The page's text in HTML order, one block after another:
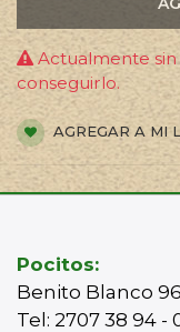
Actualmente sin
conseguirlo.
AGREGAR A MI
Pocitos:
Benito Blanco
Tel: 2707 38 94 -